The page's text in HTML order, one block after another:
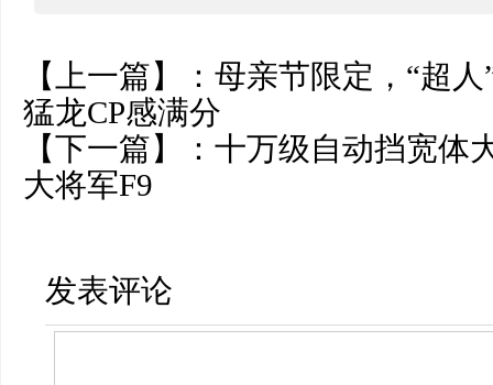
【上一篇】： 母亲节限定，“超
猛龙CP感满分
【下一篇】： 十万级自动挡宽
大将军F9
发表评论